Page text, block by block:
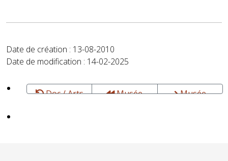
Date de création : 13-08-2010
Date de modification : 14-02-2025
Doc / Arts
Musée
Musée